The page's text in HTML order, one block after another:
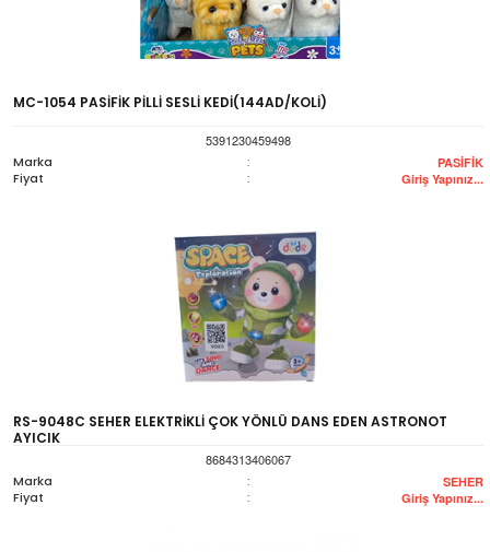
MC-1054 PASİFİK PİLLİ SESLİ KEDİ(144AD/KOLİ)
5391230459498
Marka
: PASİFİK
Fiyat : Giriş Yapınız...
RS-9048C SEHER ELEKTRİKLİ ÇOK YÖNLÜ DANS EDEN ASTRONOT
AYICIK
8684313406067
Marka
: SEHER
Fiyat : Giriş Yapınız...